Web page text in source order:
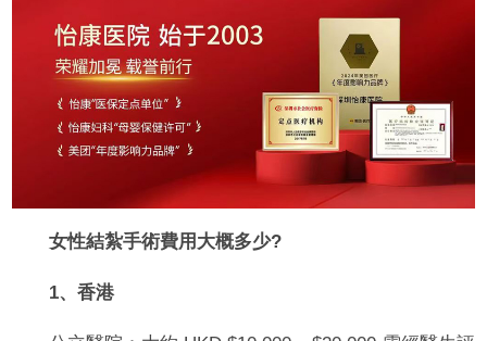
女性結紮手術費用大概多少?
1、香港